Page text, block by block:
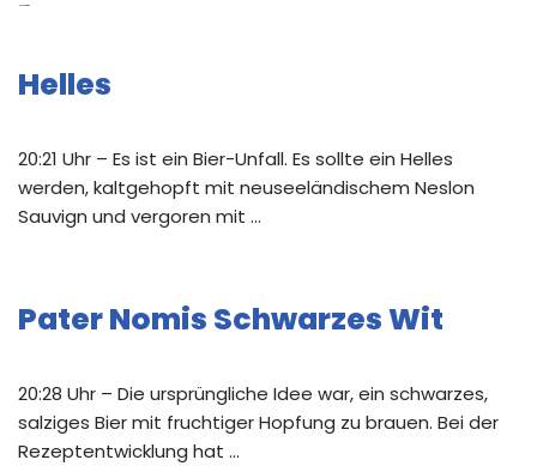
Helles
20:21 Uhr – Es ist ein Bier-Unfall. Es sollte ein Helles
werden, kaltgehopft mit neuseeländischem Neslon
Sauvign und vergoren mit …
Pater Nomis Schwarzes Wit
20:28 Uhr – Die ursprüngliche Idee war, ein schwarzes,
salziges Bier mit fruchtiger Hopfung zu brauen. Bei der
Rezeptentwicklung hat …